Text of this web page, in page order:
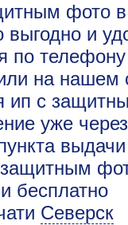
фото
выгодно и
по
на нашем
ип с
уже
бесплатно
Северск